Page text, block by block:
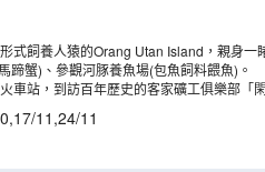
式飼養人猿的Orang Utan Island，親身
蹄蟹)、參觀河豚養魚場(包魚飼料餵魚)。
車站，到訪百年歷史的客家礦工俱樂部「
,17/11 ,24/11